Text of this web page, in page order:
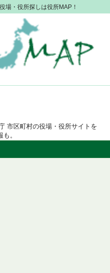
場・役所探しは役所MAP！
市区町村の役場・役所サイトを
。